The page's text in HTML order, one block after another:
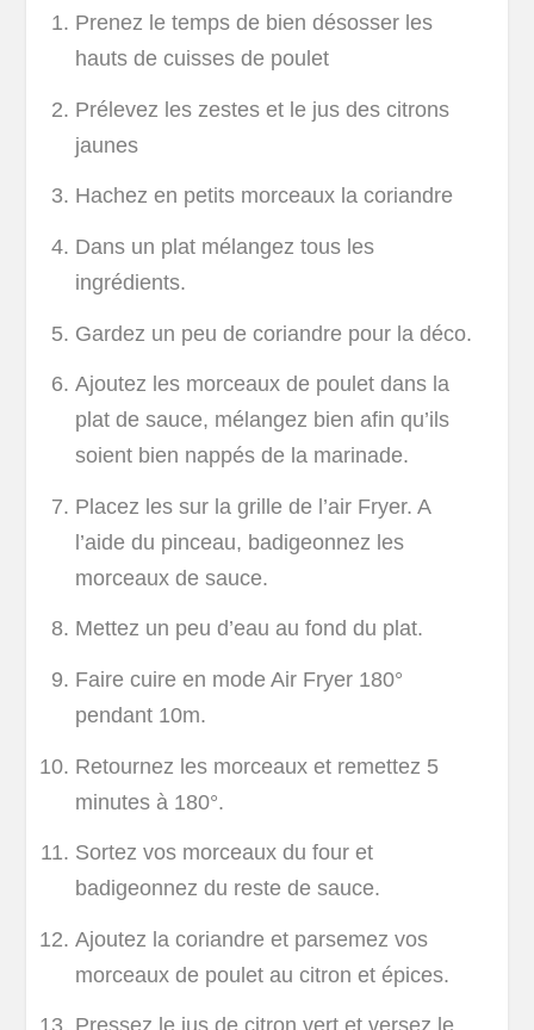
Prenez le temps de bien désosser les
hauts de cuisses de poulet
Prélevez les zestes et le jus des citrons
jaunes
Hachez en petits morceaux la coriandre
Dans un plat mélangez tous les
ingrédients.
Gardez un peu de coriandre pour la déco.
Ajoutez les morceaux de poulet dans la
plat de sauce, mélangez bien afin qu’ils
soient bien nappés de la marinade.
Placez les sur la grille de l’air Fryer. A
l’aide du pinceau, badigeonnez les
morceaux de sauce.
Mettez un peu d’eau au fond du plat.
Faire cuire en mode Air Fryer 180°
pendant 10m.
Retournez les morceaux et remettez 5
minutes à 180°.
Sortez vos morceaux du four et
badigeonnez du reste de sauce.
Ajoutez la coriandre et parsemez vos
morceaux de poulet au citron et épices.